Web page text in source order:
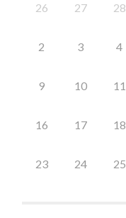
26 27 28
2 3 4
9 10 11
16 17 18
23 24 25